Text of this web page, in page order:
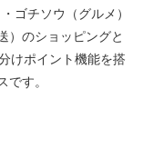
・ ゴチソウ（グルメ）
） のショッピングと
けポイント機能を搭
です。